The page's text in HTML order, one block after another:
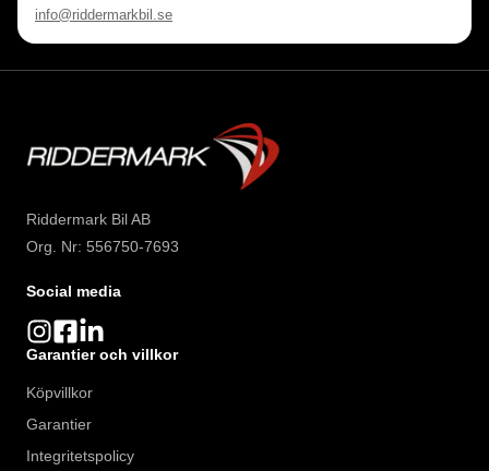
info@riddermarkbil.se
Riddermark Bil AB
Org. Nr: 556750-7693
Social media
Garantier och villkor
Köpvillkor
Garantier
Integritetspolicy